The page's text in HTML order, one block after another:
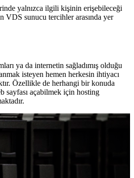
yalnızca ilgili kişinin erişebileceği
VDS sunucu tercihler arasında yer
ya da internetin sağladımış olduğu
isteyen hemen herkesin ihtiyacı
Özellikle de herhangi bir konuda
sayfası açabilmek için hosting